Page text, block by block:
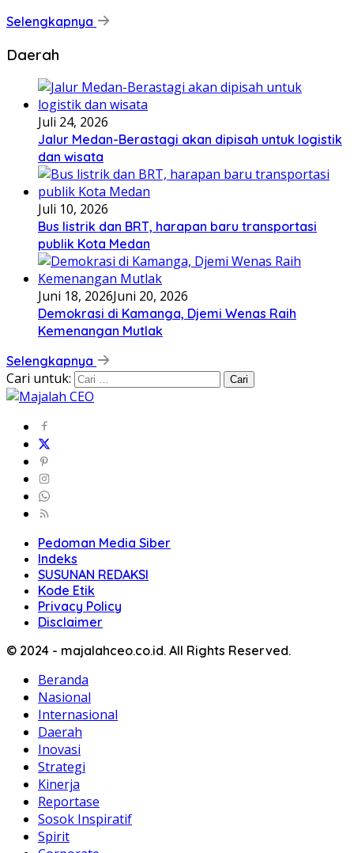
Selengkapnya
Daerah
Juli 24, 2026
Jalur Medan-Berastagi akan dipisah untuk logistik
dan wisata
Juli 10, 2026
Bus listrik dan BRT, harapan baru transportasi
publik Kota Medan
Juni 18, 2026Juni 20, 2026
Demokrasi di Kamanga, Djemi Wenas Raih
Kemenangan Mutlak
Selengkapnya
Cari untuk:
Pedoman Media Siber
Indeks
SUSUNAN REDAKSI
Kode Etik
Privacy Policy
Disclaimer
© 2024 - majalahceo.co.id. All Rights Reserved.
Beranda
Nasional
Internasional
Daerah
Inovasi
Strategi
Kinerja
Reportase
Sosok Inspiratif
Spirit